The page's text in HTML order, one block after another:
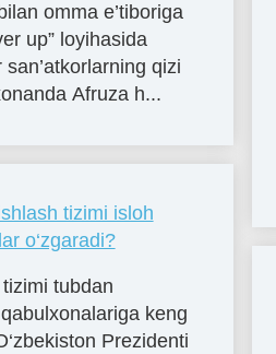
omma e’tiboriga
up” loyihasida
qizi
Afruza h...
tizimi isloh
o‘zgaradi?
tubdan
keng
Prezidenti